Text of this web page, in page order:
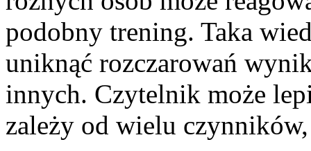
podobny trening. Taka
uniknąć rozczarowań
innych. Czytelnik może
zależy od wielu